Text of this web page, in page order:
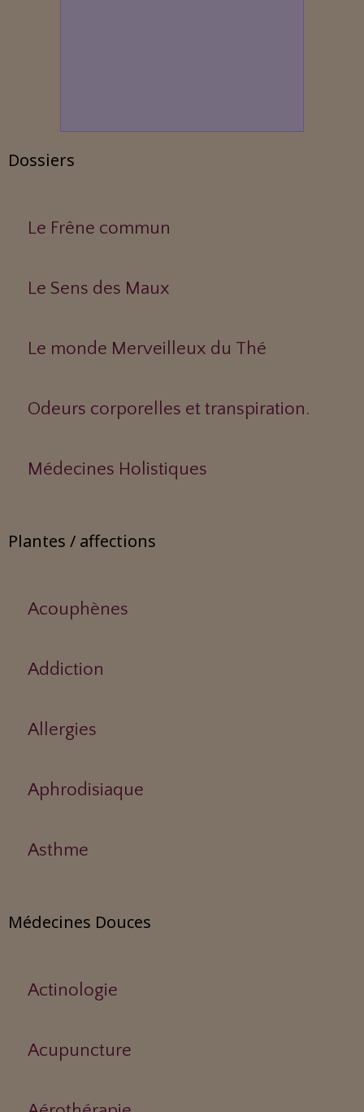
Dossiers
Le Frêne commun
Le Sens des Maux
Le monde Merveilleux du Thé
Odeurs corporelles et transpiration.
Médecines Holistiques
Plantes / affections
Acouphènes
Addiction
Allergies
Aphrodisiaque
Asthme
Médecines Douces
Actinologie
Acupuncture